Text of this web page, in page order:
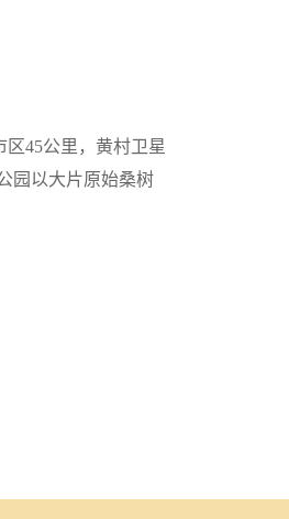
45公里，黄村卫星
园以大片原始桑树